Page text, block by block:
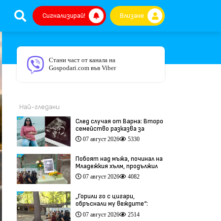
Сигнализирай! Влизане
Стани част от канала на
Gospodari.com във Viber
Най-гледани
След случая от Варна: Второ
семейство разказва за
трагедия след бременност
при същия лекар (видео)
07 август 2026 5330
Побоят над мъжа, починал на
Младежкия хълм, продължил
повече от час (видео)
07 август 2026 4082
„Горили го с цигари,
обръснали му веждите“:
Побойниците от Пловдив
остават в ареста (видео)
07 август 2026 2514